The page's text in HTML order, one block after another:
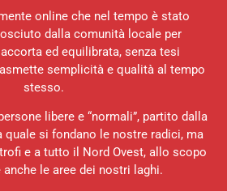
online che nel tempo è stato
dalla comunità locale per
ed equilibrata, senza tesi
semplicità e qualità al tempo
stesso.
libere e “normali”, partito dalla
si fondano le nostre radici, ma
e a tutto il Nord Ovest, allo scopo
le aree dei nostri laghi.